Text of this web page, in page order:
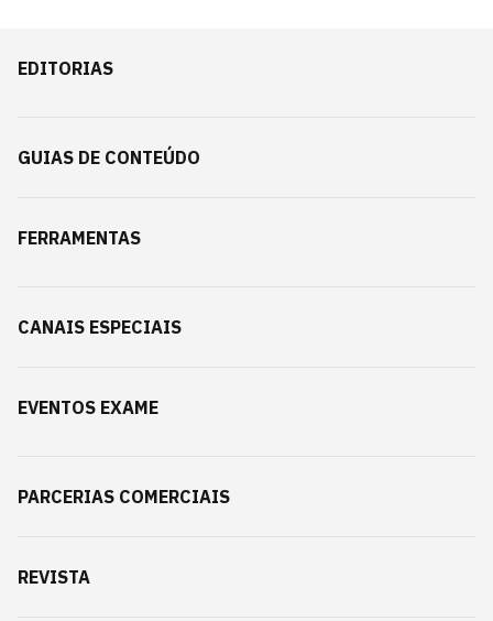
EDITORIAS
GUIAS DE CONTEÚDO
FERRAMENTAS
CANAIS ESPECIAIS
EVENTOS EXAME
PARCERIAS COMERCIAIS
REVISTA